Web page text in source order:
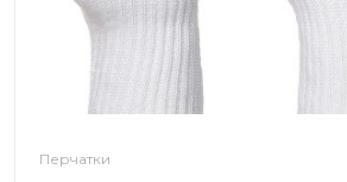
Перчатки